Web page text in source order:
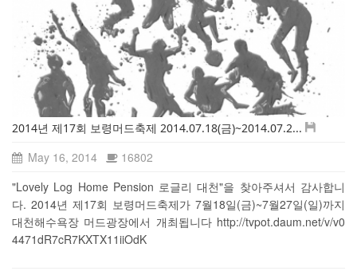
2014년 제17회 보령머드축제 2014.07.18(금)~2014.07.2...
May 16, 2014
16802
"Lovely Log Home Pension 로글리 대천"을 찾아주셔서 감사합니
다. 2014년 제17회 보령머드축제가 7월18일(금)~7월27일(일)까지
대천해수욕장 머드광장에서 개최됩니다 http://tvpot.daum.net/v/v0
4471dR7cR7KXTX11iiOdK